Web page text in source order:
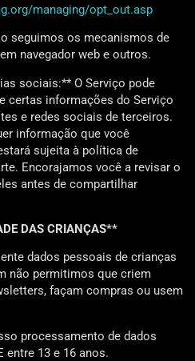
managing/opt_out.asp
seguimos os mecanismos de
navegador web e outros.
sociais:** O Serviço pode
certas informações do Serviço
e redes sociais de terceiros.
informação que você
sujeita à política de
Encorajamos você a revisar o
antes de compartilhar
DAS CRIANÇAS**
dados pessoais de crianças
não permitimos que criem
façam compras ou usem
processamento de dados
entre 13 e 16 anos.